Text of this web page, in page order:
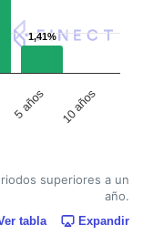
1,41%
1,41%
5 años 10 años
superiores a un
año.
tabla Expandir